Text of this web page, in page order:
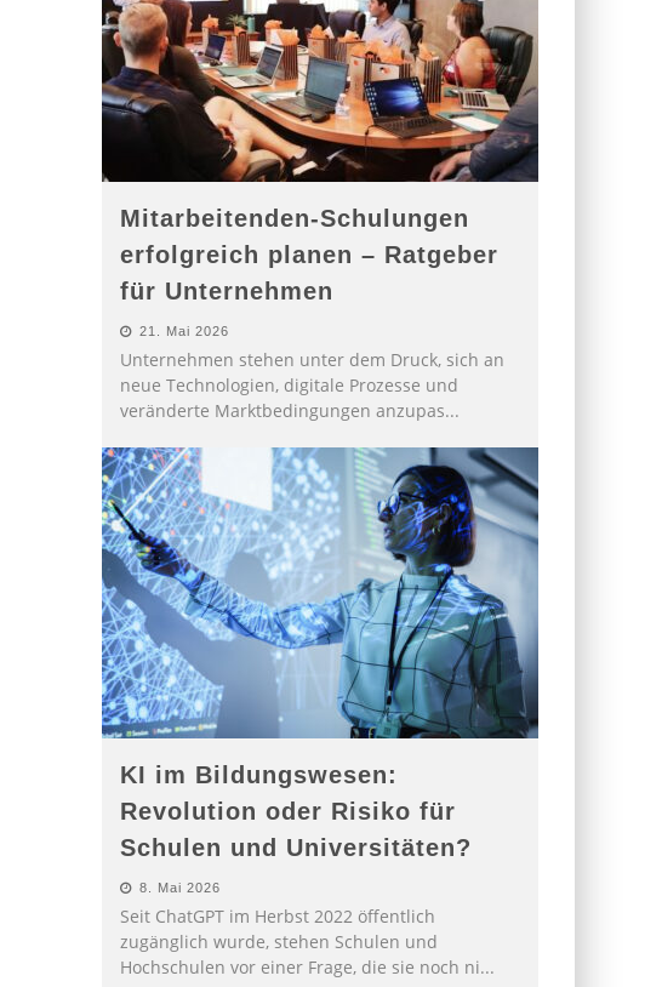
Mitarbeitenden-Schulungen
erfolgreich planen – Ratgeber
für Unternehmen
21. Mai 2026
Unternehmen stehen unter dem Druck, sich an
neue Technologien, digitale Prozesse und
veränderte Marktbedingungen anzupas...
KI im Bildungswesen:
Revolution oder Risiko für
Schulen und Universitäten?
8. Mai 2026
Seit ChatGPT im Herbst 2022 öffentlich
zugänglich wurde, stehen Schulen und
Hochschulen vor einer Frage, die sie noch ni...